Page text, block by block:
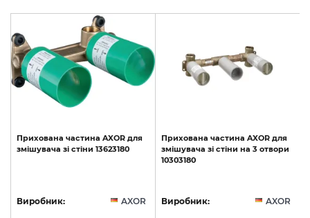
Прихована частина AXOR для
змішувача зі стіни 13623180
Виробник: AXOR
Прихована частина AXOR для
змішувача зі стіни на 3 отвори
10303180
Виробник: AXOR